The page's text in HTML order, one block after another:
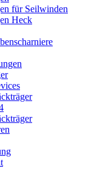
für Seilwinden
Heck